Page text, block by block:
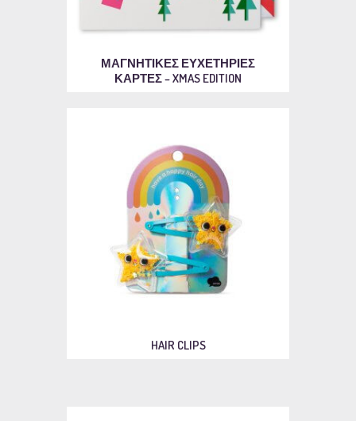
ΜΑΓΝΗΤΙΚΕΣ ΕΥΧΕΤΗΡΙΕΣ
ΚΑΡΤΕΣ – XMAS EDITION
HAIR CLIPS